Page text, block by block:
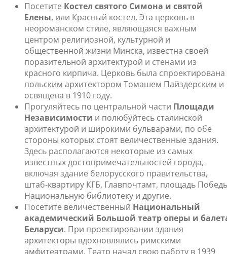
Посетите Костел святого Симона и святой
Елены, или Красный костел. Эта церковь в
неороманском стиле, являющаяся важным
центром религиозной, культурной и
общественной жизни Минска, известна своей
поразительной архитектурой и стенами из
красного кирпича. Церковь была спроектирована
польским архитектором Томашем Пайздерским и
освящена в 1910 году.
Прогуляйтесь по центральной части Площади
Независимости и полюбуйтесь сталинской
архитектурой и широкими бульварами, по обе
стороны которых стоят величественные здания.
Здесь располагаются некоторые из самых
известных достопримечательностей города,
включая здание белорусского правительства,
штаб-квартиру КГБ, Главпочтамт, площадь
Национальную библиотеку и другие.
Посетите величественный Национальный
академический Большой театр оперы и
Беларуси. При проектировании здания
архитекторы вдохновлялись римскими
амфитеатрами. Театр начал свою работу в 1939